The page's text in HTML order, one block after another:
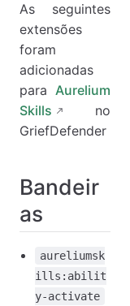
Opções
Contextos
Depuração
As seguintes
extensões
foram
adicionadas
para Aurelium
Skills
no
GriefDefender
Bandeir
as
aureliumsk
ills:abilit
y-activate